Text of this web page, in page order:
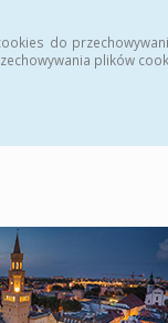
do
plików